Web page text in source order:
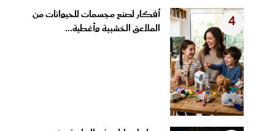
4
أفكار لصنع مجسمات للحيوانات من
الملاعق الخشبية وأغطية...